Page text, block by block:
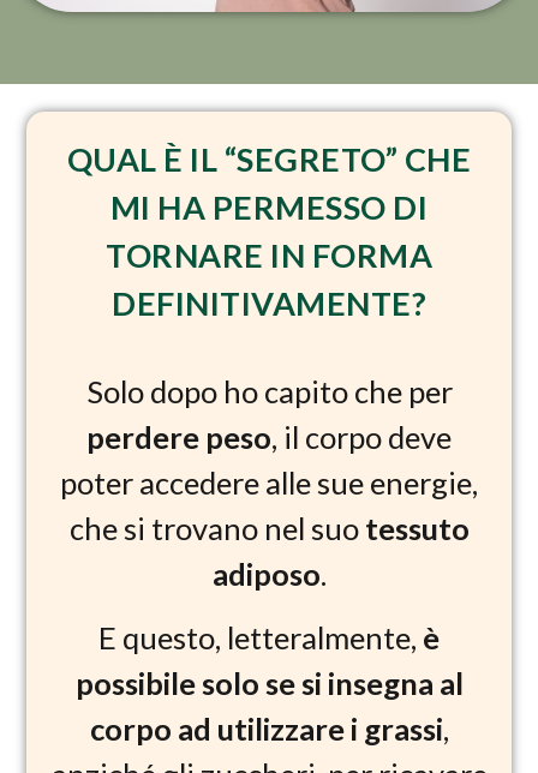
QUAL È IL “SEGRETO” CHE
MI HA PERMESSO DI
TORNARE IN FORMA
DEFINITIVAMENTE?
Solo dopo ho capito che per
perdere peso, il corpo deve
poter accedere alle sue energie,
che si trovano nel suo tessuto
adiposo.
E questo, letteralmente, è
possibile solo se si insegna al
corpo ad utilizzare i grassi,